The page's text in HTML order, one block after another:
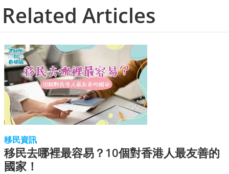
Related Articles
移民資訊
移民去哪裡最容易？10個對香港人最友善的
國家！